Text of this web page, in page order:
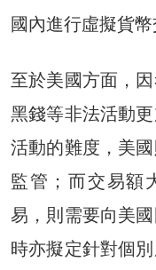
國內進行虛擬貨幣
至於美國方面，
黑錢等非法活動
活動的難度，美
監管；而交易額
易，則需要向美
時亦擬定針對個